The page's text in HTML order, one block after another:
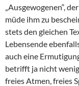
„Ausgewogenen“,
müde ihm zu
stets den gleichen
Lebensende
auch eine
betrifft ja nicht
freies Atmen, freies